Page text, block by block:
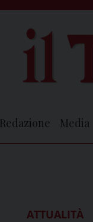
Redazione Media
ATTUALITÀ